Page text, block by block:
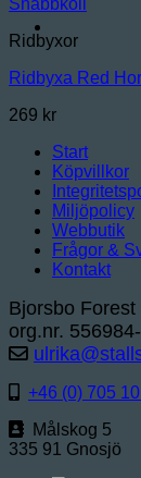
Snabbkoll
Ridbyxor
Ridbyxa Red
269 kr
Start
Köpvillkor
Miljöpolicy
Webbutik
Frågor &
Kontakt
Bjorsbo
org.nr.
+46 (0) 705
Målskog 5
335 91 Gnosjö